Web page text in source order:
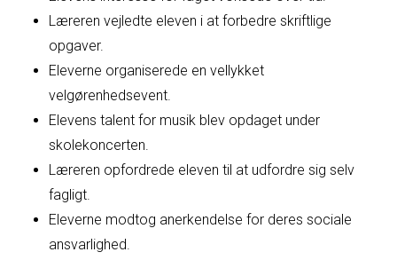
Læreren vejledte eleven i at forbedre skriftlige
opgaver.
Eleverne organiserede en vellykket
velgørenhedsevent.
Elevens talent for musik blev opdaget under
skolekoncerten.
Læreren opfordrede eleven til at udfordre sig selv
fagligt.
Eleverne modtog anerkendelse for deres sociale
ansvarlighed.